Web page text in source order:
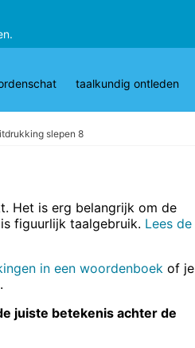
taalkundig ontleden
slepen 8
Het is erg belangrijk om de
figuurlijk taalgebruik. Lees de
in een woordenboek of je
.
juiste betekenis achter de